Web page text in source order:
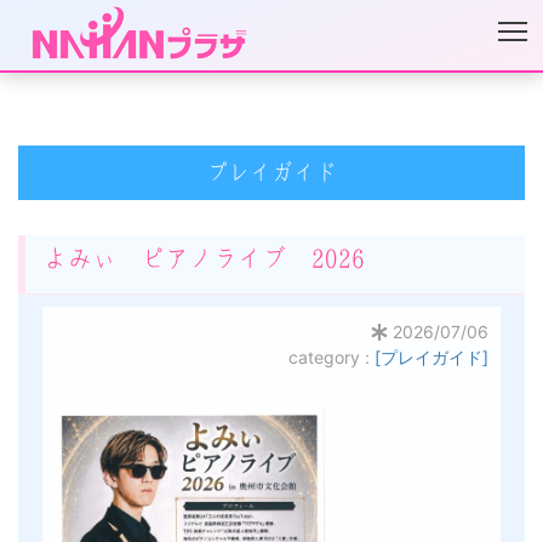
プレイガイド
よみぃ ピアノライブ 2026
2026/07/06
category : [プレイガイド]